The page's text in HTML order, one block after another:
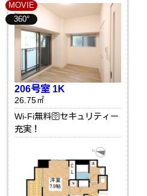
MOVIE
360°
206号室 1K
26.75㎡
Wi-Fi無料🛜セキュリティー
充実！